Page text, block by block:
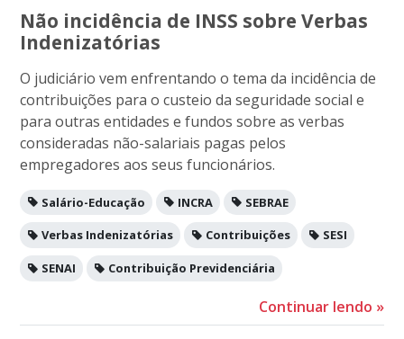
Não incidência de INSS sobre Verbas
Indenizatórias
O judiciário vem enfrentando o tema da incidência de
contribuições para o custeio da seguridade social e
para outras entidades e fundos sobre as verbas
consideradas não-salariais pagas pelos
empregadores aos seus funcionários.
Salário-Educação INCRA SEBRAE
Verbas Indenizatórias Contribuições SESI
SENAI Contribuição Previdenciária
Continuar lendo »